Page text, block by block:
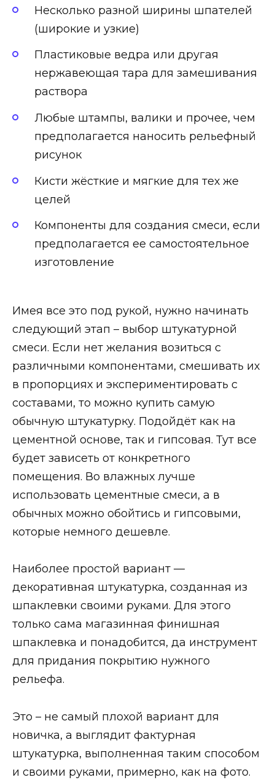
Несколько разной ширины шпателей
(широкие и узкие)
Пластиковые ведра или другая
нержавеющая тара для замешивания
раствора
Любые штампы, валики и прочее, чем
предполагается наносить рельефный
рисунок
Кисти жёсткие и мягкие для тех же
целей
Компоненты для создания смеси, если
предполагается ее самостоятельное
изготовление
Имея все это под рукой, нужно начинать
следующий этап – выбор штукатурной
смеси. Если нет желания возиться с
различными компонентами, смешивать их
в пропорциях и экспериментировать с
составами, то можно купить самую
обычную штукатурку. Подойдёт как на
цементной основе, так и гипсовая. Тут все
будет зависеть от конкретного
помещения. Во влажных лучше
использовать цементные смеси, а в
обычных можно обойтись и гипсовыми,
которые немного дешевле.
Наиболее простой вариант —
декоративная штукатурка, созданная из
шпаклевки своими руками. Для этого
только сама магазинная финишная
шпаклевка и понадобится, да инструмент
для придания покрытию нужного
рельефа.
Это – не самый плохой вариант для
новичка, а выглядит фактурная
штукатурка, выполненная таким способом
и своими руками, примерно, как на фото.